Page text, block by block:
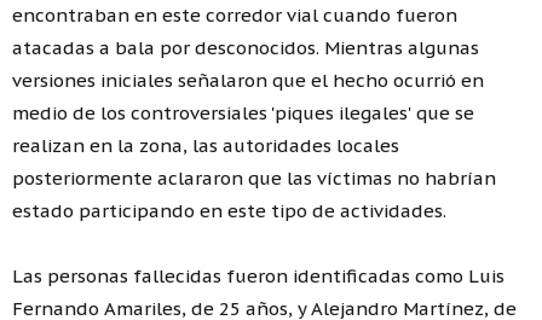
encontraban en este corredor vial cuando fueron
atacadas a bala por desconocidos. Mientras algunas
versiones iniciales señalaron que el hecho ocurrió en
medio de los controversiales 'piques ilegales' que se
realizan en la zona, las autoridades locales
posteriormente aclararon que las víctimas no habrían
estado participando en este tipo de actividades.
Las personas fallecidas fueron identificadas como Luis
Fernando Amariles, de 25 años, y Alejandro Martínez, de